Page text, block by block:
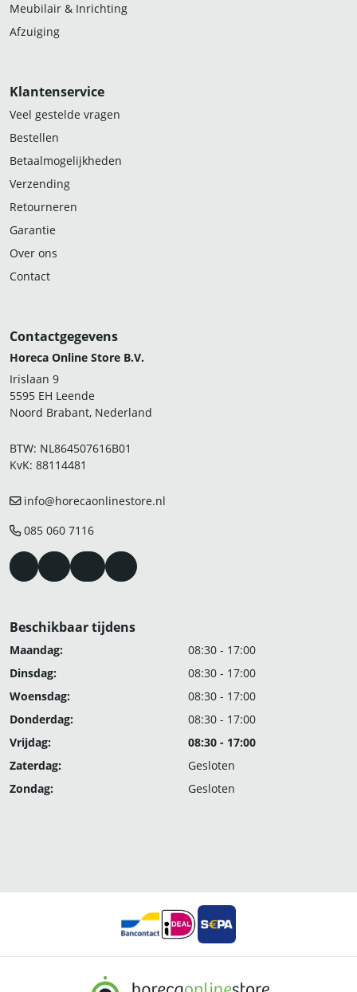
Meubilair & Inrichting
Afzuiging
Klantenservice
Veel gestelde vragen
Bestellen
Betaalmogelijkheden
Verzending
Retourneren
Garantie
Over ons
Contact
Contactgegevens
Horeca Online Store B.V.
Irislaan 9
5595 EH Leende
Noord Brabant, Nederland
BTW: NL864507616B01
KvK: 88114481
info@horecaonlinestore.nl
085 060 7116
Beschikbaar tijdens
Maandag:
08:30 - 17:00
Dinsdag:
08:30 - 17:00
Woensdag:
08:30 - 17:00
Donderdag:
08:30 - 17:00
Vrijdag:
08:30 - 17:00
Zaterdag:
Gesloten
Zondag:
Gesloten